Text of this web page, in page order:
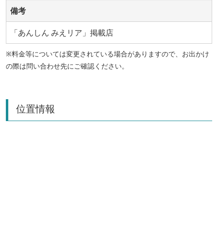
備考
「あんしん みえリア」掲載店
※料金等については変更されている場合がありますので、お出かけ
の際は問い合わせ先にご確認ください。
位置情報